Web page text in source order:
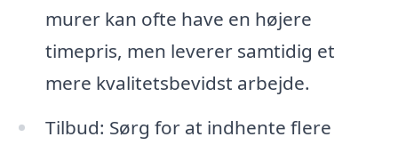
murer kan ofte have en højere
timepris, men leverer samtidig et
mere kvalitetsbevidst arbejde.
Tilbud: Sørg for at indhente flere